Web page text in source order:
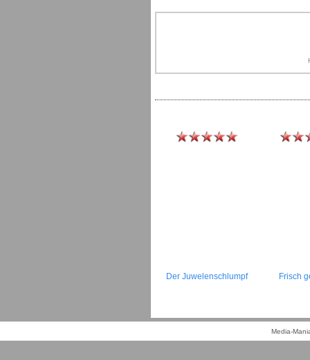
Der Juwelenschlumpf Frisch
Media-